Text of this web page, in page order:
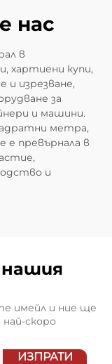
нас
в
хартиени купи,
и изрезване,
за
и машини.
метра,
е превърнала в
и
имейл и ние ще
скоро
ИЗПРАТИ